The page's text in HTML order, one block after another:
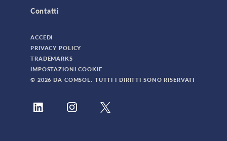
Contatti
ACCEDI
PRIVACY POLICY
TRADEMARKS
IMPOSTAZIONI COOKIE
© 2026 DA COMSOL. TUTTI I DIRITTI SONO RISERVATI